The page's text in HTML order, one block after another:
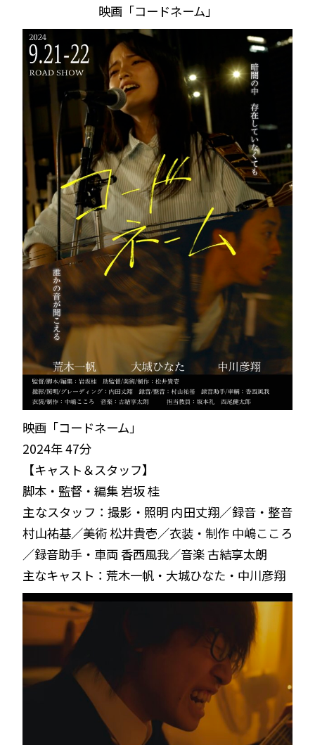
映画「コードネーム」
映画「コードネーム」
2024年 47分
【キャスト＆スタッフ】
脚本・監督・編集 岩坂 桂
主なスタッフ：撮影・照明 内田丈翔／録音・整音
村山祐基／美術 松井貴壱／衣装・制作 中嶋こころ
／録音助手・車両 香西風我／音楽 古結享太朗
主なキャスト：荒木一帆・大城ひなた・中川彦翔